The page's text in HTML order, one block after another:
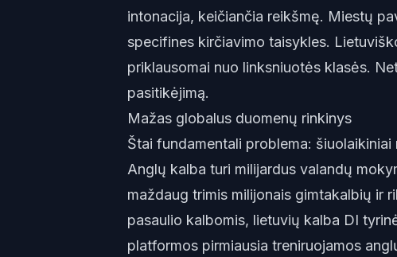
intonacija, keičiančia reikšmę. Miestų
specifines kirčiavimo taisykles.
priklausomai nuo linksniuotės klasės.
pasitikėjimą.
Mažas globalus duomenų rinkinys
Štai fundamentali problema:
Anglų kalba turi milijardus valandų
maždaug trimis milijonais gimtakalbių ir
pasaulio kalbomis, lietuvių kalba DI
platformos pirmiausia treniruojamos